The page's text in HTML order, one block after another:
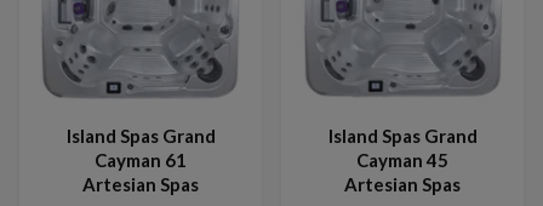
Island Spas Grand
Cayman 61
Artesian Spas
Island Spas Grand
Cayman 45
Artesian Spas